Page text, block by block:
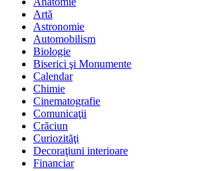
Artă
Astronomie
Automobilism
Biologie
Biserici şi Monumente
Calendar
Chimie
Cinematografie
Comunicaţii
Crăciun
Curiozităţi
Decoraţiuni interioare
Financiar